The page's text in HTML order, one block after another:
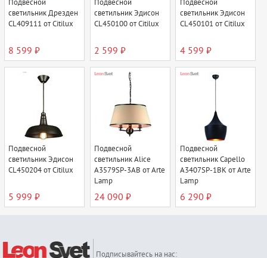
Подвесной
светильник Дрезден
CL409111 от Citilux
8 599 ₽
Подвесной
светильник Эдисон
CL450100 от Citilux
2 599 ₽
Подвесной
светильник Эдисон
CL450101 от Citilux
4 599 ₽
Подвесной
светильник Эдисон
CL450204 от Citilux
5 999 ₽
Подвесной
светильник Alice
A3579SP-3AB от Arte
Lamp
24 090 ₽
Подвесной
светильник Capello
A3407SP-1BK от Arte
Lamp
6 290 ₽
Подписывайтесь на нас: